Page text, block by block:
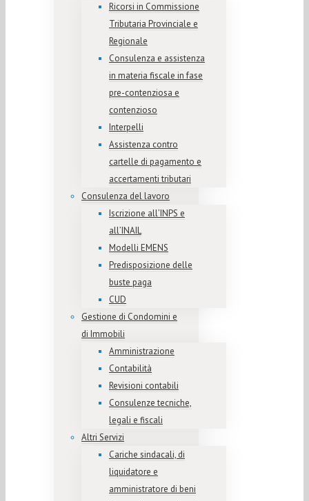
Ricorsi in Commissione
Tributaria Provinciale e
Regionale
Consulenza e assistenza
in materia fiscale in fase
pre-contenziosa e
contenzioso
Interpelli
Assistenza contro
cartelle di pagamento e
accertamenti tributari
Consulenza del lavoro
Iscrizione all’INPS e
all’INAIL
Modelli EMENS
Predisposizione delle
buste paga
CUD
Gestione di Condomini e
di Immobili
Amministrazione
Contabilità
Revisioni contabili
Consulenze tecniche,
legali e fiscali
Altri Servizi
Cariche sindacali, di
liquidatore e
amministratore di beni